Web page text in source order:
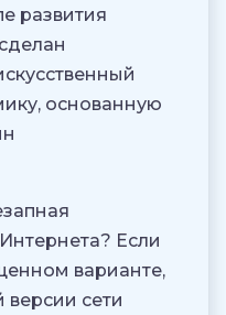
развития
основанную
Если
варианте,
версии сети